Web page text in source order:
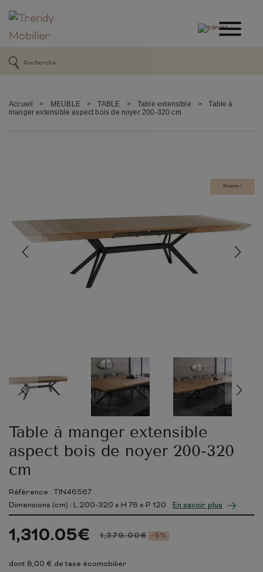
Accueil > MEUBLE > TABLE > Table extensible >
Table à
manger extensible aspect bois de noyer 200-320 cm
Promo !
Table à manger extensible
aspect bois de noyer 200-320
cm
Référence : TIN46567
Dimensions (cm) : L 200-320 x H 76 x P 120 En savoir plus
1,379.00€ -5%
1,310.05€
dont 8,00 € de taxe écomobilier